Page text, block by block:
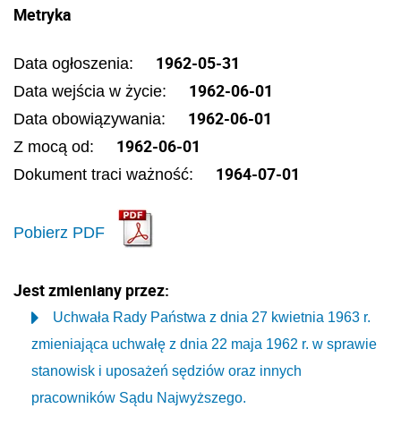
Metryka
Data ogłoszenia: 1962-05-31
Data wejścia w życie: 1962-06-01
Data obowiązywania: 1962-06-01
Z mocą od: 1962-06-01
Dokument traci ważność: 1964-07-01
Pobierz PDF
Jest zmieniany przez:
Uchwała Rady Państwa z dnia 27 kwietnia 1963 r.
zmieniająca uchwałę z dnia 22 maja 1962 r. w sprawie
stanowisk i uposażeń sędziów oraz innych
pracowników Sądu Najwyższego.